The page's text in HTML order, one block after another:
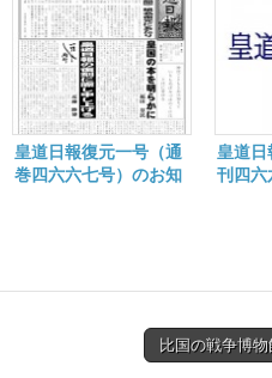
皇道日報復元一号（通
巻四六六七号）のお知
皇道日
刊四六
比国の戦争博